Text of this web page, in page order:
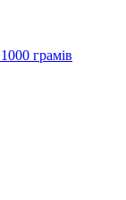
грамів